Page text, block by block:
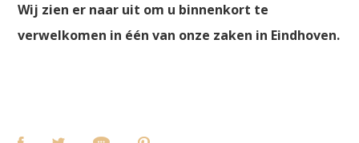
Wij zien er naar uit om u binnenkort te
verwelkomen in één van onze zaken in Eindhoven.